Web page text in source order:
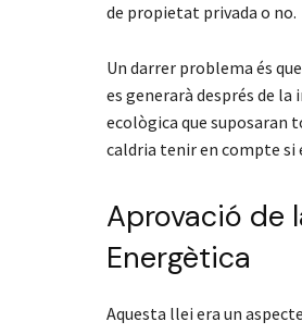
de propietat privada o no.
Un darrer problema és
es generarà després de
ecològica que suposaran
caldria tenir en compte si
Aprovació de
Energètica
Aquesta llei era un